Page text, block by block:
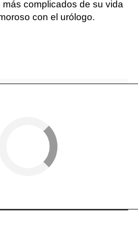
complicados de su vida
con el urólogo.